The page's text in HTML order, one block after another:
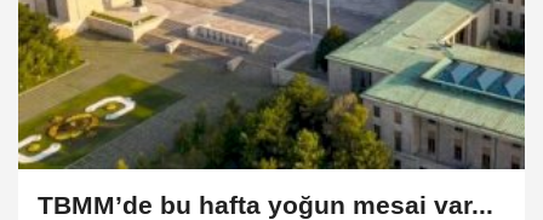
TBMM’de bu hafta yoğun mesai var...